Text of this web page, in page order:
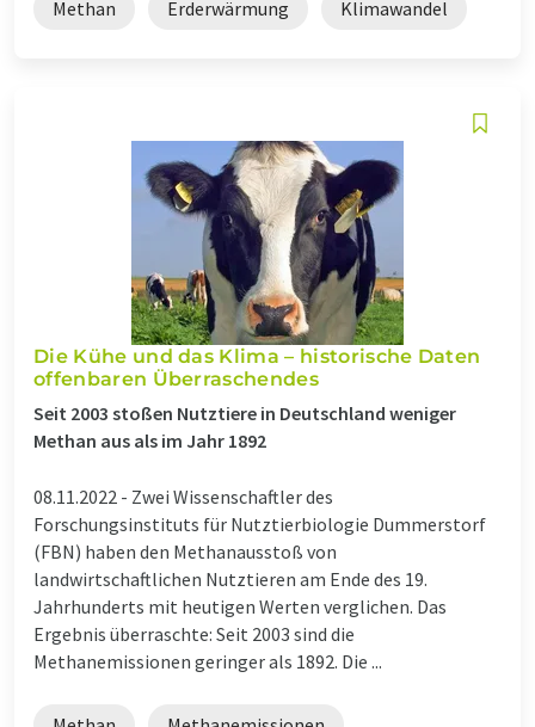
Methan Erderwärmung Klimawandel
Die Kühe und das Klima – historische Daten
offenbaren Überraschendes
Seit 2003 stoßen Nutztiere in Deutschland weniger
Methan aus als im Jahr 1892
08.11.2022 - Zwei Wissenschaftler des
Forschungsinstituts für Nutztierbiologie Dummerstorf
(FBN) haben den Methanausstoß von
landwirtschaftlichen Nutztieren am Ende des 19.
Jahrhunderts mit heutigen Werten verglichen. Das
Ergebnis überraschte: Seit 2003 sind die
Methanemissionen geringer als 1892. Die ...